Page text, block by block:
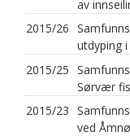
av
2015/26
utdyping
2015/25
Sørvær
2015/23
ved